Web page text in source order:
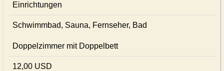
Einrichtungen
Schwimmbad, Sauna, Fernseher, Bad
Doppelzimmer mit Doppelbett
12,00 USD